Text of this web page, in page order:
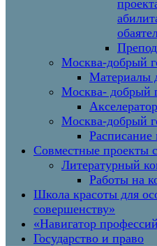
Москва-добрый
Материалы
Москва- добрый
Москва-добрый
Расписание
Совместные проекты
Литературный
Работы на
Школа красоты для
совершенству»
«Навигатор
Государство и право